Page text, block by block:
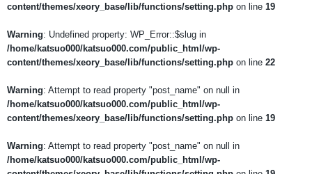
content/themes/xeory_base/lib/functions/setting.php on line 19
Warning: Undefined property: WP_Error::$slug in
/home/katsuo000/katsuo000.com/public_html/wp-
content/themes/xeory_base/lib/functions/setting.php on line 22
Warning: Attempt to read property "post_name" on null in
/home/katsuo000/katsuo000.com/public_html/wp-
content/themes/xeory_base/lib/functions/setting.php on line 19
Warning: Attempt to read property "post_name" on null in
/home/katsuo000/katsuo000.com/public_html/wp-